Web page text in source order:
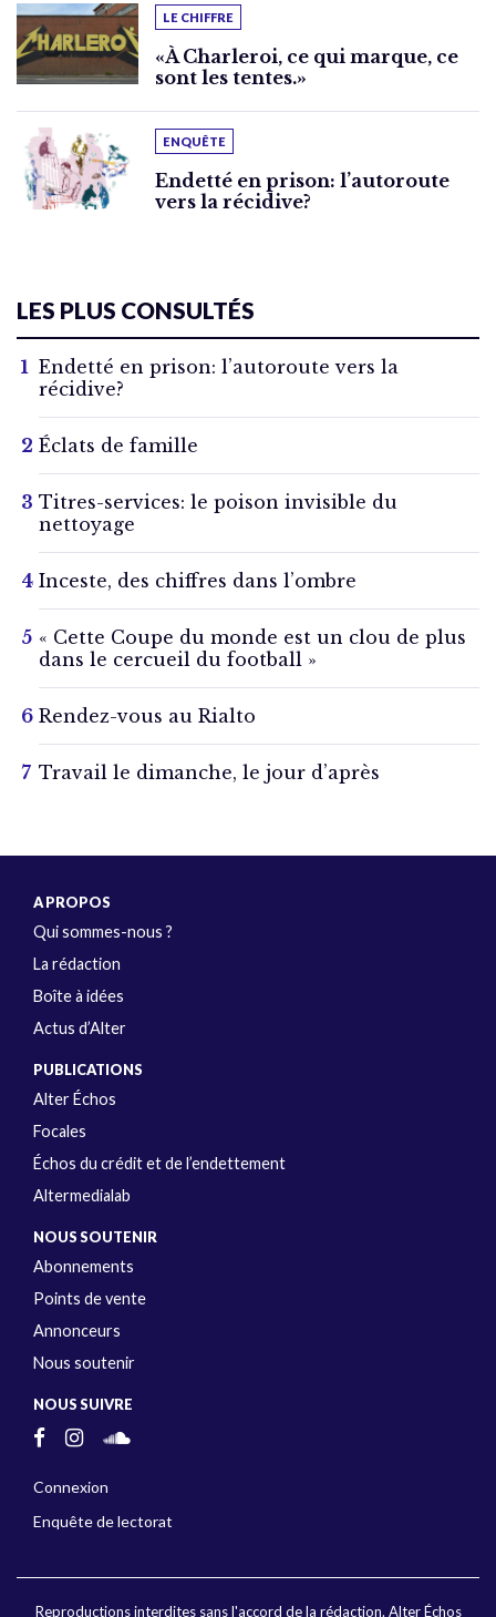
LE CHIFFRE
«À Charleroi, ce qui marque, ce
sont les tentes.»
ENQUÊTE
Endetté en prison: l’autoroute
vers la récidive?
LES PLUS CONSULTÉS
Endetté en prison: l’autoroute vers la
récidive?
Éclats de famille
Titres-services: le poison invisible du
nettoyage
Inceste, des chiffres dans l’ombre
« Cette Coupe du monde est un clou de plus
dans le cercueil du football »
Rendez-vous au Rialto
Travail le dimanche, le jour d’après
A PROPOS
Qui sommes-nous ?
La rédaction
Boîte à idées
Actus d’Alter
PUBLICATIONS
Alter Échos
Focales
Échos du crédit et de l’endettement
Altermedialab
NOUS SOUTENIR
Abonnements
Points de vente
Annonceurs
Nous soutenir
NOUS SUIVRE
Connexion
Enquête de lectorat
Reproductions interdites sans l'accord de la rédaction. Alter Échos